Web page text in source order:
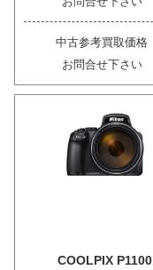
中古参考買取価格
お問合せ下さい
COOLPIX P1100